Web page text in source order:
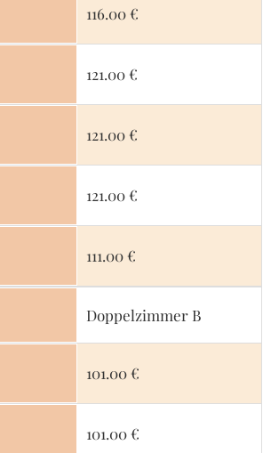
116.00 €
121.00 €
121.00 €
121.00 €
111.00 €
Doppelzimmer B
101.00 €
101.00 €